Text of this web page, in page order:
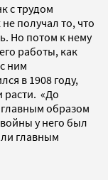
с трудом
получал то, что
Но потом к нему
работы, как
ним
в 1908 году,
расти. «До
образом
у него был
главным